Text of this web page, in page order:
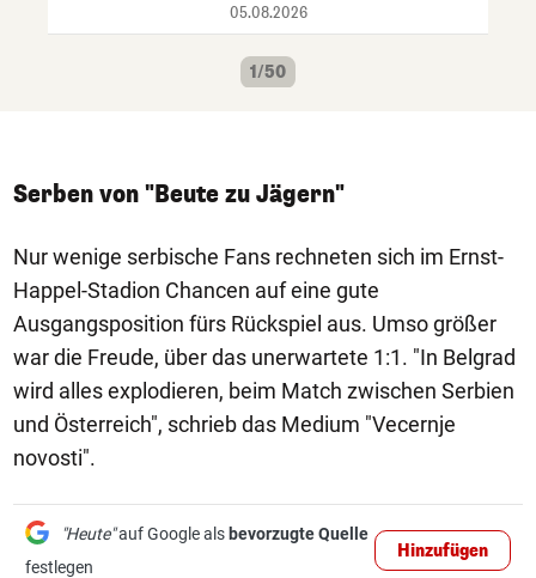
05.08.2026
1/50
Serben von "Beute zu Jägern"
Nur wenige serbische Fans rechneten sich im Ernst-
Happel-Stadion Chancen auf eine gute
Ausgangsposition fürs Rückspiel aus. Umso größer
war die Freude, über das unerwartete 1:1. "In Belgrad
wird alles explodieren, beim Match zwischen Serbien
und Österreich", schrieb das Medium "Vecernje
novosti".
"Heute"auf Google als bevorzugte Quelle
festlegen
Hinzufügen